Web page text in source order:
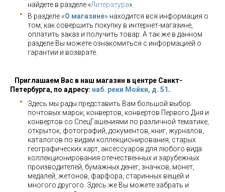
найдете в разделе «Литература».
В разделе«О магазине» находится вся информация о
том, как совершить покупку в интернет-магазине,
оплатить заказ и получить товар. А так же в данном
разделе Вы можете ознакомиться с информацией о
гарантии и возврате.
Приглашаем Вас в наш магазин в центре Санкт-
Петербурга, по адресу: наб. реки Мойки, д. 51 .
Здесь мы рады представить Вам большой выбор
почтовых марок, конвертов, конвертов Первого Дня и
конвертов со СпецГашениями по различной тематике,
открыток, фотографий, документов, книг, журналов,
каталогов по видам коллекционирования, старых
географических карт, аксессуаров для любого вида
коллекционирования отечественных и зарубежных
производителей, бумажных денег, значков, монет,
медалей, жетонов, фарфора, старинных вещей и
многого другого. Здесь же Вы можете забрать и